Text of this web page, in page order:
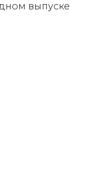
выпуске